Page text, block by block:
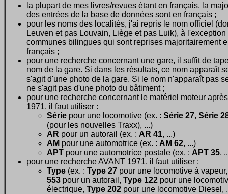
la plupart de mes livres/revues étant en français, la
des entrées de la base de données sont en français ;
pour les noms des localités, j'ai repris le nom officiel
Leuven et pas Louvain, Liège et pas Luik), à l'exception
communes bilingues qui sont reprises majoritairement
français ;
pour une recherche concernant une gare, il suffit de
nom de la gare. Si dans les résultats, ce nom apparaît
s'agit d'une photo de la gare. Si le nom n'apparaît pas
ne s'agit pas d'une photo du bâtiment ;
pour une recherche concernant le matériel moteur après
1971, il faut utiliser :
Série pour une locomotive (ex. : Série 27, Série
(pour les nouvelles Traxx), ...)
AR pour un autorail (ex. : AR 41, ...)
AM pour une automotrice (ex. : AM 62, ...)
APT pour une automotrice postale (ex. : APT 35,
pour une recherche AVANT 1971, il faut utiliser :
Type (ex. : Type 27 pour une locomotive à
553 pour un autorail, Type 122 pour une
électrique, Type 202 pour une locomotive Diesel,